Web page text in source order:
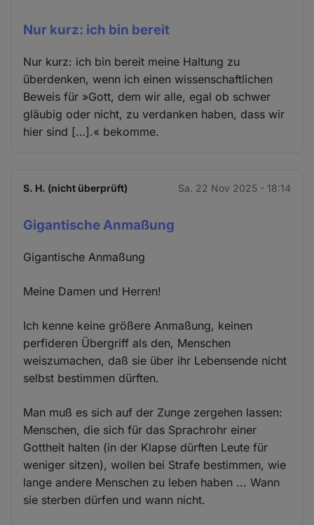
Nur kurz: ich bin bereit
Nur kurz: ich bin bereit meine Haltung zu
überdenken, wenn ich einen wissenschaftlichen
Beweis für »Gott, dem wir alle, egal ob schwer
gläubig oder nicht, zu verdanken haben, dass wir
hier sind […].« bekomme.
S. H. (nicht überprüft) Sa. 22 Nov 2025 - 18:14
Gigantische Anmaßung
Gigantische Anmaßung
Meine Damen und Herren!
Ich kenne keine größere Anmaßung, keinen
perfideren Übergriff als den, Menschen
weiszumachen, daß sie über ihr Lebensende nicht
selbst bestimmen dürften.
Man muß es sich auf der Zunge zergehen lassen:
Menschen, die sich für das Sprachrohr einer
Gottheit halten (in der Klapse dürften Leute für
weniger sitzen), wollen bei Strafe bestimmen, wie
lange andere Menschen zu leben haben ... Wann
sie sterben dürfen und wann nicht.